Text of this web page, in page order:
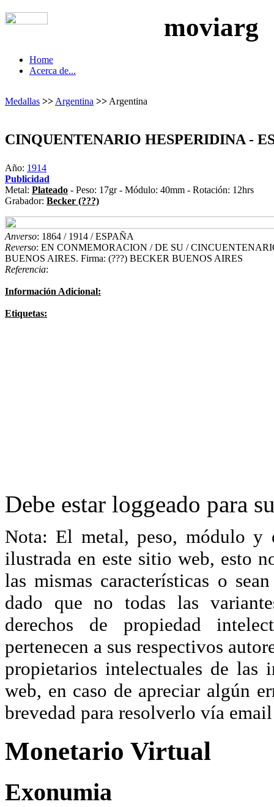
moviarg
Home
Acerca de...
Medallas >> Argentina >> Argentina
CINQUENTENARIO HESPERIDINA -
Año: 1914
Publicidad
Metal: Plateado - Peso: 17gr - Módulo: 40mm - Rotación: 12hrs
Grabador: Becker (???)
Anverso: 1864 / 1914 / ESPAÑA
Reverso: EN CONMEMORACION / DE SU /
BUENOS AIRES. Firma: (???) BECKER BUENOS AIRES
Referencia:
Información Adicional:
Etiquetas:
Debe estar loggeado para
Nota: El metal, peso, módulo y
ilustrada en este sitio web, esto
las mismas características o
dado que no todas las
derechos de propiedad
pertenecen a sus respectivos
propietarios intelectuales de las
web, en caso de apreciar algún
brevedad para resolverlo vía
Monetario Virtual
Exonumia